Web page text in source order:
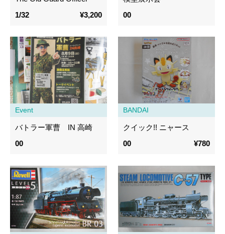
1/32
¥3,200
00
Event
バトラー軍曹 IN 高崎
00
BANDAI
クイック!! ニャース
00
¥780